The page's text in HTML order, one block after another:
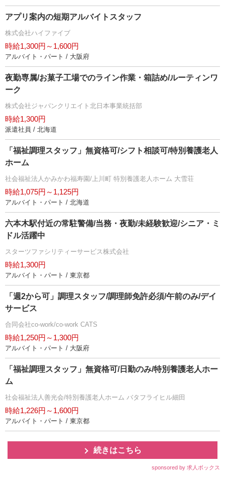
アプリ案内の短期アルバイトスタッフ
株式会社ハイファイブ
時給1,300円～1,600円
アルバイト・パート / 大阪府
夜勤専属/お菓子工場でのライン作業・箱詰め/ルーティンワ
ーク
株式会社ジャパンクリエイト北日本事業統括部
時給1,300円
派遣社員 / 北海道
「福祉調理スタッフ」無資格可/シフト相談可/特別養護老人
ホーム
社会福祉法人かみかわ福寿園/上川町 特別養護老人ホーム 大雪荘
時給1,075円～1,125円
アルバイト・パート / 北海道
六本木駅付近の常駐警備/当務・夜勤/未経験歓迎/シニア・ミ
ドル活躍中
スターツファシリティーサービス株式会社
時給1,300円
アルバイト・パート / 東京都
「週2から可」調理スタッフ/調理師免許必須/午前のみ/デイ
サービス
合同会社co-work/co-work CATS
時給1,250円～1,300円
アルバイト・パート / 大阪府
「福祉調理スタッフ」無資格可/日勤のみ/特別養護老人ホー
ム
社会福祉法人善光会/特別養護老人ホーム バタフライヒル細田
時給1,226円～1,600円
アルバイト・パート / 東京都
続きはこちら
sponsored by 求人ボックス